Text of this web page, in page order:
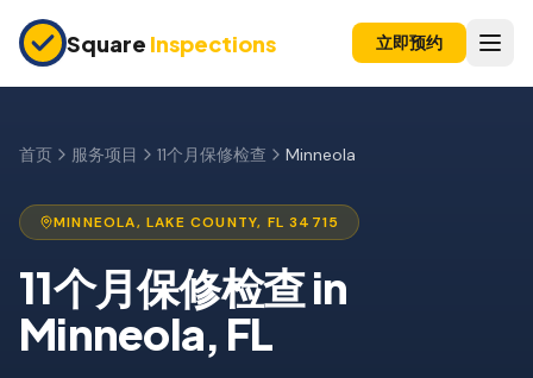
Square Inspections 立即预约
购房前检查
11个月保修检查
公寓检查
上市前检查
首页 服务项目 11个月保修检查 Minneola
MINNEOLA,LAKE COUNTY, FL 34715
11个月保修检查in
Minneola, FL